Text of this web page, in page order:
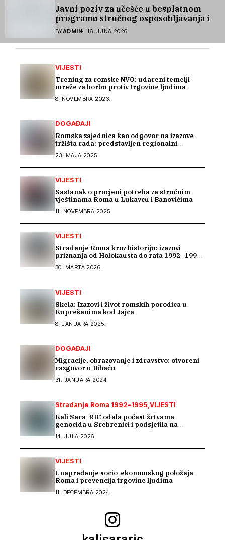
Javni poziv za učešće u besplatnom
programu stručnog osposobljavanja i
podrške pri zapošljavanju
BYADMIN 16. JUNA 2026.
VIJESTI
Trening za romske NVO: udareni temelji
mreže za borbu protiv trgovine ljudima
8. NOVEMBRA 2023.
DOGAĐAJI
Romska zajednica kao odgovor na izazove
tržišta rada: predstavljen regionalni
23. MAJA 2025.
VIJESTI
Sastanak o procjeni potreba za stručnim
vještinama Roma u Lukavcu i Banovićima
11. NOVEMBRA 2025.
VIJESTI
Stradanje Roma kroz historiju: izazovi
priznanja od Holokausta do rata 1992–1995
30. MARTA 2026.
VIJESTI
Skela: Izazovi i život romskih porodica u
Kuprešanima kod Jajca
8. JANUARA 2025.
DOGAĐAJI
Migracije, obrazovanje i zdravstvo: otvoreni
razgovor u Bihaću
31. JANUARA 2024.
Stradanje Roma 1992–1995 VIJESTI
Kali Sara-RIC odala počast žrtvama
genocida u Srebrenici i podsjetila na
14. JULA 2026.
VIJESTI
Unapređenje socio-ekonomskog položaja
Roma i prevencija trgovine ljudima
11. DECEMBRA 2024.